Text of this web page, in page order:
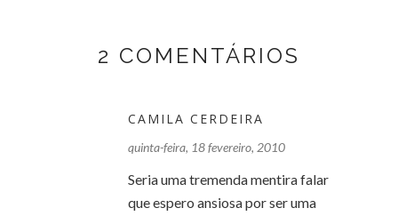
2 COMENTÁRIOS
CAMILA CERDEIRA
quinta-feira, 18 fevereiro, 2010
Seria uma tremenda mentira falar
que espero ansiosa por ser uma